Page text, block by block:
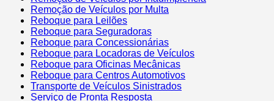
Remoção de Veículos por Multa
Reboque para Leilões
Reboque para Seguradoras
Reboque para Concessionárias
Reboque para Locadoras de Veículos
Reboque para Oficinas Mecânicas
Reboque para Centros Automotivos
Transporte de Veículos Sinistrados
Serviço de Pronta Resposta